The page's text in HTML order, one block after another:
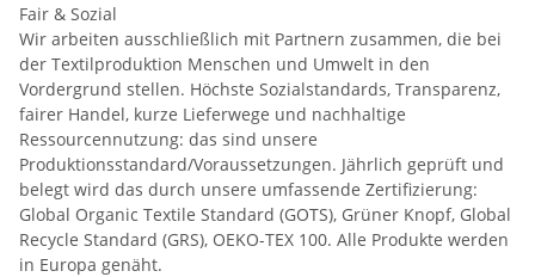
Fair & Sozial
Wir arbeiten ausschließlich mit Partnern zusammen, die bei
der Textilproduktion Menschen und Umwelt in den
Vordergrund stellen. Höchste Sozialstandards, Transparenz,
fairer Handel, kurze Lieferwege und nachhaltige
Ressourcennutzung: das sind unsere
Produktionsstandard/Voraussetzungen. Jährlich geprüft und
belegt wird das durch unsere umfassende Zertifizierung:
Global Organic Textile Standard (GOTS), Grüner Knopf, Global
Recycle Standard (GRS), OEKO-TEX 100. Alle Produkte werden
in Europa genäht.